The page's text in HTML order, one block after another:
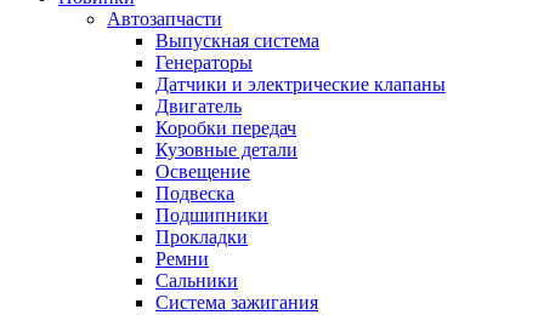
Автозапчасти
Выпускная система
Генераторы
Датчики и электрические клапаны
Двигатель
Коробки передач
Кузовные детали
Освещение
Подвеска
Подшипники
Прокладки
Ремни
Сальники
Система зажигания